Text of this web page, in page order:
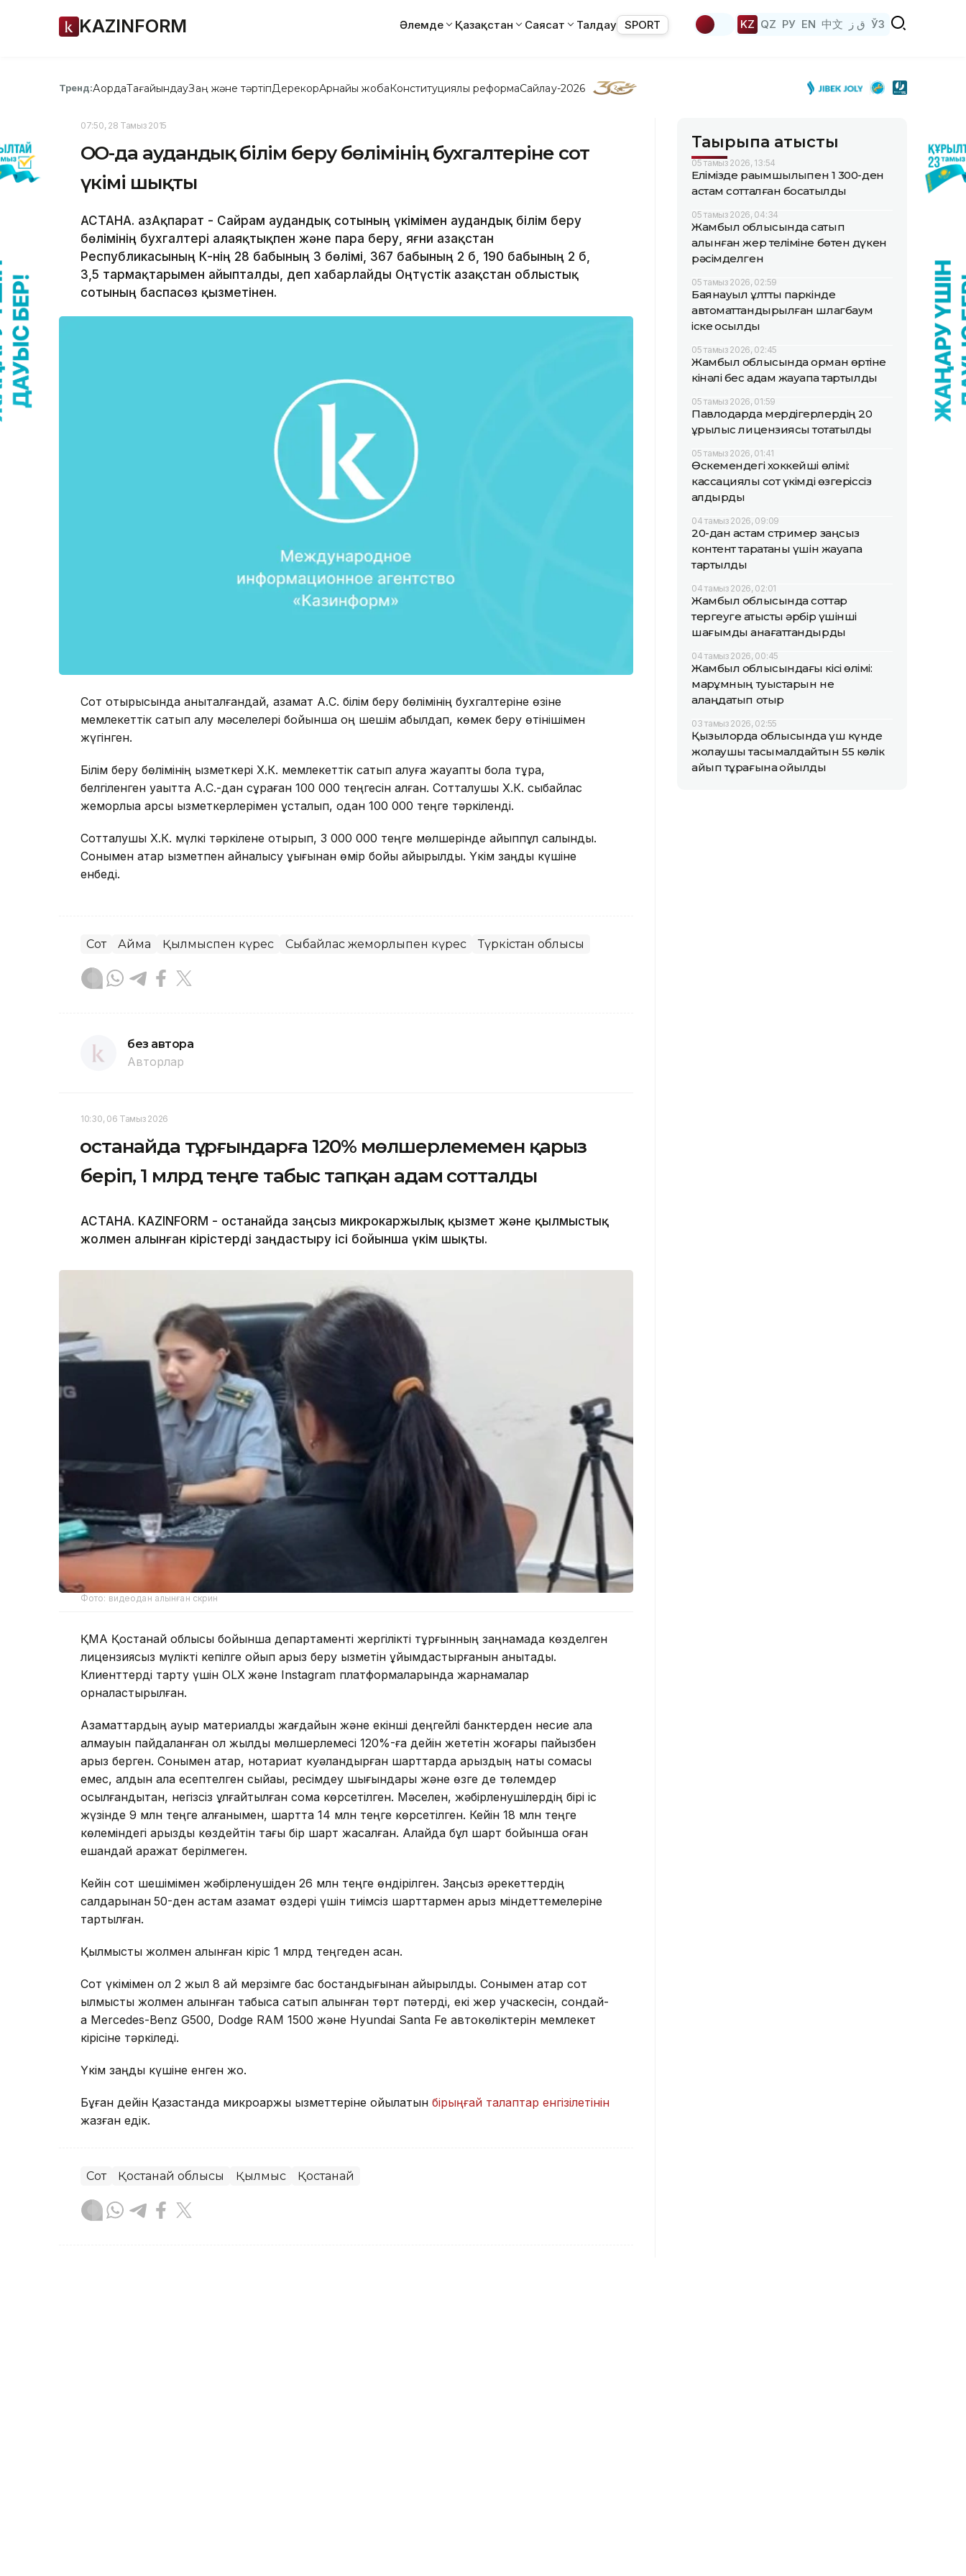
KAZINFORM Әлемде Қазақстан Саясат Талдау SPORT KZ QZ РУ EN 中文 ق ز ЎЗ
Тренд:АқордаТағайындауЗаң және тәртіпДерекқорАрнайы жобаКонституциялық реформаСайлау-2026
07:50, 28 Тамыз 2015
ОҚО-да аудандық білім беру бөлімінің бухгалтеріне сот
үкімі шықты
АСТАНА. ҚазАқпарат - Сайрам аудандық сотының үкімімен аудандық білім беру
бөлімінің бухгалтері алаяқтықпен және пара беру, яғни Қазақстан
Республикасының ҚК-нің 28 бабының 3 бөлімі, 367 бабының 2 б, 190 бабының 2 б,
3,5 тармақтарымен айыпталды, деп хабарлайды Оңтүстік Қазақстан облыстық
сотының баспасөз қызметінен.
Сот отырысында анықталғандай, азамат А.С. білім беру бөлімінің бухгалтеріне өзіне
мемлекеттік сатып алу мәселелері бойынша оң шешім қабылдап, көмек беру өтінішімен
жүгінген.
Білім беру бөлімінің қызметкері Х.К. мемлекеттік сатып алуға жауапты бола тұра,
белгіленген уақытта А.С.-дан сұраған 100 000 теңгесін алған. Сотталушы Х.К. сыбайлас
жемқорлыққа қарсы қызметкерлерімен ұсталып, одан 100 000 теңге тәркіленді.
Сотталушы Х.К. мүлкі тәркілене отырып, 3 000 000 теңге мөлшерінде айыппұл салынды.
Сонымен қатар қызметпен айналысу құқығынан өмір бойы айырылды. Үкім заңды күшіне
енбеді.
Сот Аймақ Қылмыспен күрес Сыбайлас жемқорлықпен күрес Түркістан облысы
без автора
Авторлар
10:30, 06 Тамыз 2026
Қостанайда тұрғындарға 120% мөлшерлемемен қарыз
беріп, 1 млрд теңге табыс тапқан адам сотталды
АСТАНА. KAZINFORM - Қостанайда заңсыз микрокаржылық қызмет және қылмыстық
жолмен алынған кірістерді заңдастыру ісі бойынша үкім шықты.
Фото: видеодан алынған скрин
ҚМА Қостанай облысы бойынша департаменті жергілікті тұрғынның заңнамада көзделген
лицензиясыз мүлікті кепілге қойып қарыз беру қызметін ұйымдастырғанын анықтады.
Клиенттерді тарту үшін OLX және Instagram платформаларында жарнамалар
орналастырылған.
Азаматтардың ауыр материалдық жағдайын және екінші деңгейлі банктерден несие ала
алмауын пайдаланған ол жылдық мөлшерлемесі 120%-ға дейін жететін жоғары пайызбен
қарыз берген. Сонымен қатар, нотариат куәландырған шарттарда қарыздың нақты сомасы
емес, алдын ала есептелген сыйақы, ресімдеу шығындары және өзге де төлемдер
қосылғандықтан, негізсіз ұлғайтылған сома көрсетілген. Мәселен, жәбірленушілердің бірі іс
жүзінде 9 млн теңге алғанымен, шартта 14 млн теңге көрсетілген. Кейін 18 млн теңге
көлеміндегі қарызды көздейтін тағы бір шарт жасалған. Алайда бұл шарт бойынша оған
ешқандай қаражат берілмеген.
Кейін сот шешімімен жәбірленушіден 26 млн теңге өндірілген. Заңсыз әрекеттердің
салдарынан 50-ден астам азамат өздері үшін тиімсіз шарттармен қарыз міндеттемелеріне
тартылған.
Қылмыстық жолмен алынған кіріс 1 млрд теңгеден асқан.
Сот үкімімен ол 2 жыл 8 ай мерзімге бас бостандығынан айырылды. Сонымен қатар сот
қылмыстық жолмен алынған табысқа сатып алынған төрт пәтерді, екі жер учаскесін, сондай-
ақ Mercedes-Benz G500, Dodge RAM 1500 және Hyundai Santa Fe автокөліктерін мемлекет
кірісіне тәркіледі.
Үкім заңды күшіне енген жоқ.
Бұған дейін Қазақстанда микроқаржы қызметтеріне қойылатын бірыңғай талаптар енгізілетінін
жазған едік.
Сот Қостанай облысы Қылмыс Қостанай
Тақырыпқа қатысты
05 тамыз 2026, 13:54
Елімізде рақымшылықпен 1 300-ден
астам сотталған босатылды
05 тамыз 2026, 04:34
Жамбыл облысында сатып
алынған жер теліміне бөтен дүкен
рәсімделген
05 тамыз 2026, 02:59
Баянауыл ұлттық паркінде
автоматтандырылған шлагбаум
іске қосылды
05 тамыз 2026, 02:45
Жамбыл облысында орман өртіне
кінәлі бес адам жауапқа тартылды
05 тамыз 2026, 01:59
Павлодарда мердігерлердің 20
құрылыс лицензиясы тоқтатылды
05 тамыз 2026, 01:41
Өскемендегі хоккейші өлімі:
кассациялық сот үкімді өзгеріссіз
қалдырды
04 тамыз 2026, 09:09
20-дан астам стример заңсыз
контент таратқаны үшін жауапқа
тартылды
04 тамыз 2026, 02:01
Жамбыл облысында соттар
тергеуге қатысты әрбір үшінші
шағымды қанағаттандырды
04 тамыз 2026, 00:45
Жамбыл облысындағы кісі өлімі:
марқұмның туыстарын не
алаңдатып отыр
03 тамыз 2026, 02:55
Қызылорда облысында үш күнде
жолаушы тасымалдайтын 55 көлік
айып тұрағына қойылды